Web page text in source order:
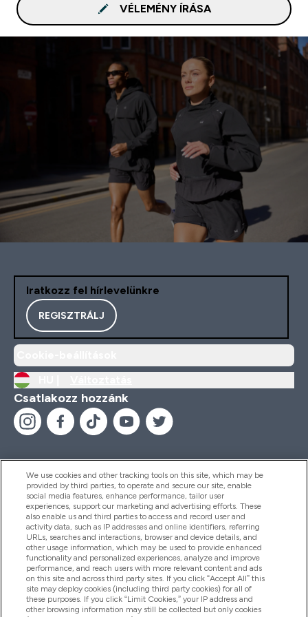
VÉLEMÉNY ÍRÁSA
Iratkozz fel hírlevelünkre
REGISZTRÁLJ
Csatlakozz hozzánk
Segítség És Információ
Termékek
Céginformáció
We use cookies and other tracking tools on this site, which may be
provided by third parties, to operate and secure our site, enable
social media features, enhance performance, tailor user
experiences, support our marketing and advertising efforts. These
also enable us and third parties to access and record user and
activity data, such as IP addresses and online identifiers, referring
URLs, searches and interactions, browser and device details, and
other usage information, which may be used to provide enhanced
functionality and personalized experiences, analyze and improve
performance, and reach users with more relevant content and ads
on this site and across third party sites. If you click “Accept All” this
site may deploy cookies (including third party cookies) for all of
these purposes. If you click “Limit Cookies,” your IP address and
other browsing information may still be collected but only cookies